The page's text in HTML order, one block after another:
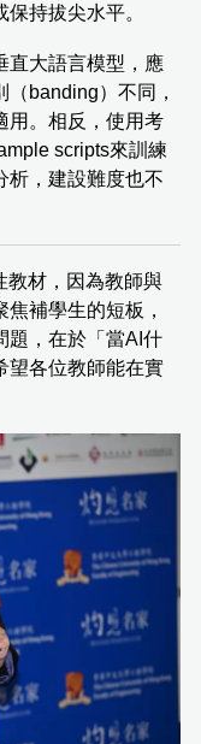
持拔尖水平。
直大語言模型，應
banding）不同，
用。相反，使用考
scripts來訓練
析，建設難度也不
教材，因為教師與
補學生的短板，
題，在於「當AI什
望各位教師能在實